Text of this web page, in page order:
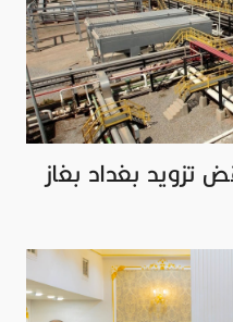
تزويد بغداد بغاز